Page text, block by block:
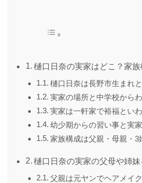
樋口日奈の実家はどこ？家
樋口日奈は長野市生まれ
実家の場所と中学校から
実家は一軒家で裕福とい
幼少期からの習い事と実
家族構成は父親・母親・3
樋口日奈の実家の父母や姉
父親は元ヤンでヘアメイ